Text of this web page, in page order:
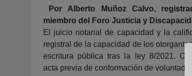
Por Alberto Muñoz Calvo,
miembro del Foro Justicia y
El juicio notarial de capacidad y la
registral de la capacidad de los
escritura pública tras la ley 8/2021.
acta previa de conformación de voluntad.